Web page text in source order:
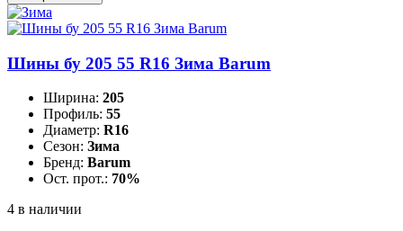
Шины бу 205 55 R16 Зима Barum
Ширина: 205
Профиль: 55
Диаметр: R16
Сезон: Зима
Бренд: Barum
Ост. прот.: 70%
4 в наличии